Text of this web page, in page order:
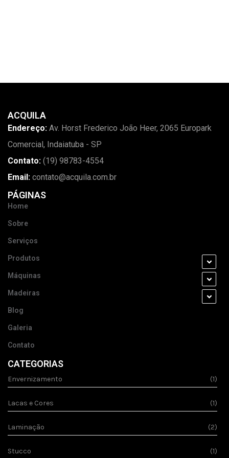
ACQUILA
Endereço: Av. Horst Frederico João Heer, 2065 Europark
Comercial, Indaiatuba - SP
Contato: (19) 98783-4554
Email: contato@acquila.com.br
PÁGINAS
Home
Sobre
Serviços
Produtos
Máquinas
Madeiras
Blog
Galeria
Contato
CATEGORIAS
Envernizamento (1)
Lacas e Cores (1)
Laminação (2)
Stucco (1)